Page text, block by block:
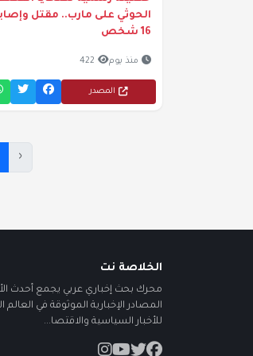
الحوثي على مارب.. مقتل
16 شخص
منذ يوم 422
المصدر
‹
الخلاصة نت
محرك بحث إخباري عربي يجمع أحدث
المصادر الإخبارية الموثوقة في
للأخبار السياسية والاقتصا...